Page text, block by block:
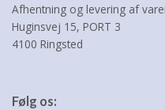
Afhentning og levering af
Huginsvej 15, PORT 3
4100 Ringsted
Følg os: